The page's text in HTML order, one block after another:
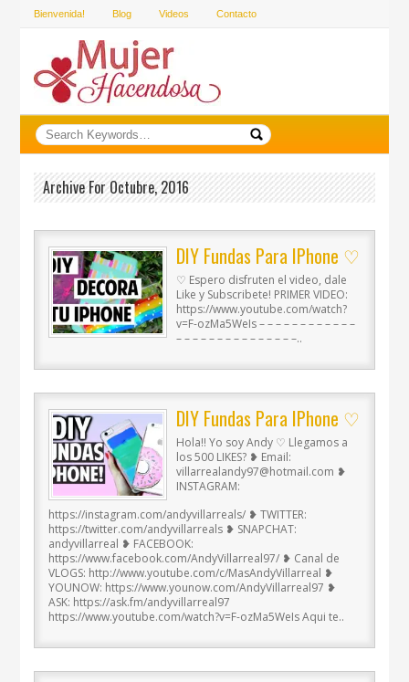
Bienvenida! Blog Videos Contacto
Archive For Octubre, 2016
DIY Fundas Para IPhone ♡
♡ Espero disfruten el video, dale
Like y Subscribete! PRIMER VIDEO:
https://www.youtube.com/watch?
v=F-ozMa5WeIs – – – – – – – – – – – –
– – – – – – – – – – – – – – –..
DIY Fundas Para IPhone ♡
Hola!! Yo soy Andy ♡ Llegamos a
los 500 LIKES? ❥ Email:
villarrealandy97@hotmail.com ❥
INSTAGRAM:
https://instagram.com/andyvillarreals/ ❥ TWITTER:
https://twitter.com/andyvillarreals ❥ SNAPCHAT:
andyvillarreal ❥ FACEBOOK:
https://www.facebook.com/AndyVillarreal97/ ❥ Canal de
VLOGS: http://www.youtube.com/c/MasAndyVillarreal ❥
YOUNOW: https://www.younow.com/AndyVillarreal97 ❥
ASK: https://ask.fm/andyvillarreal97
https://www.youtube.com/watch?v=F-ozMa5WeIs Aqui te..